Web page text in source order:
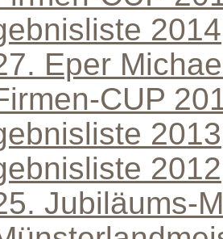
2014
Eper
CUP
2013
2012
Jubiläums-